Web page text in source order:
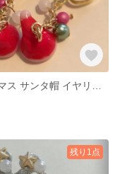
残り1点